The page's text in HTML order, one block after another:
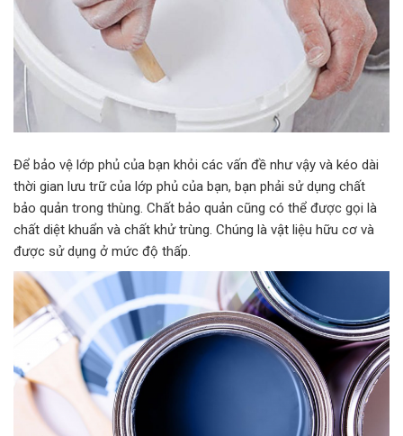
Để bảo vệ lớp phủ của bạn khỏi các vấn đề như vậy và kéo dài
thời gian lưu trữ của lớp phủ của bạn, bạn phải sử dụng chất
bảo quản trong thùng. Chất bảo quản cũng có thể được gọi là
chất diệt khuẩn và chất khử trùng. Chúng là vật liệu hữu cơ và
được sử dụng ở mức độ thấp.